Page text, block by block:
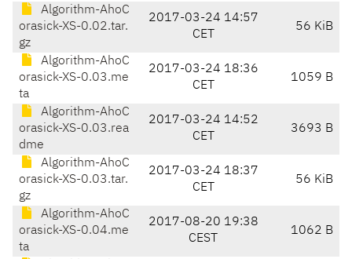
Algorithm-AhoC
orasick-XS-0.02.tar.
gz
2017-03-24 14:57
CET
56 KiB
Algorithm-AhoC
orasick-XS-0.03.me
ta
2017-03-24 18:36
CET
1059 B
Algorithm-AhoC
orasick-XS-0.03.rea
dme
2017-03-24 14:52
CET
3693 B
Algorithm-AhoC
orasick-XS-0.03.tar.
gz
2017-03-24 18:37
CET
56 KiB
Algorithm-AhoC
orasick-XS-0.04.me
ta
2017-08-20 19:38
CEST
1062 B